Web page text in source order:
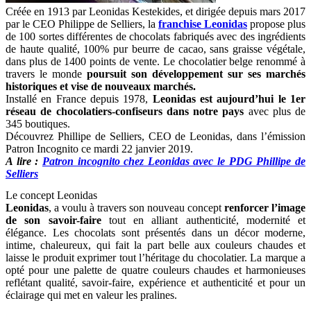
Créée en 1913 par Leonidas Kestekides, et dirigée depuis mars 2017
par le CEO Philippe de Selliers, la franchise Leonidas propose plus
de 100 sortes différentes de chocolats fabriqués avec des ingrédients
de haute qualité, 100% pur beurre de cacao, sans graisse végétale,
dans plus de 1400 points de vente. Le chocolatier belge renommé à
travers le monde poursuit son développement sur ses marchés
historiques et vise de nouveaux marchés.
Installé en France depuis 1978, Leonidas est aujourd’hui le 1er
réseau de chocolatiers-confiseurs dans notre pays avec plus de
345 boutiques.
Découvrez Phillipe de Selliers, CEO de Leonidas, dans l’émission
Patron Incognito ce mardi 22 janvier 2019.
A lire : Patron incognito chez Leonidas avec le PDG Phillipe de
Selliers
Le concept Leonidas
Leonidas, a voulu à travers son nouveau concept renforcer l’image
de son savoir-fairetout en alliant authenticité, modernité et
élégance. Les chocolats sont présentés dans un décor moderne,
intime, chaleureux, qui fait la part belle aux couleurs chaudes et
laisse le produit exprimer tout l’héritage du chocolatier. La marque a
opté pour une palette de quatre couleurs chaudes et harmonieuses
reflétant qualité, savoir-faire, expérience et authenticité et pour un
éclairage qui met en valeur les pralines.